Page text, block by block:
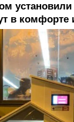
в комфорте